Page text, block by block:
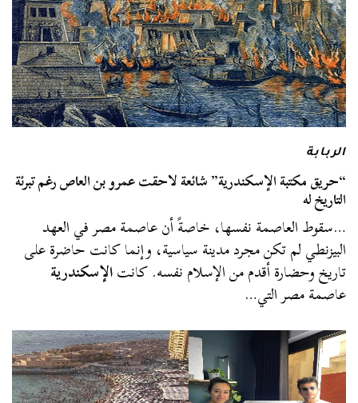
الربابة
“حريق مكتبة الإسكندرية” شائعة لاحقت عمرو بن العاص رغم تبرئة
التاريخ له
…سقوط العاصمة نفسها، خاصةً أن عاصمة مصر في العهد
البيزنطي لم تكن مجرد مدينة سياسية، وإنما كانت حاضرة على
تاريخ وحضارة أقدم من الإسلام نفسه. كانتالإسكندرية
عاصمة مصر التي…